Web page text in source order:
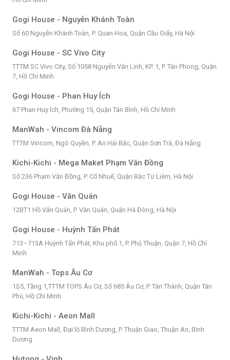
Gogi House - Nguyễn Khánh Toàn
Số 60 Nguyễn Khánh Toàn, P. Quan Hoa, Quận Cầu Giấy, Hà Nội
Gogi House - SC Vivo City
TTTM SC Vivo City, Số 1058 Nguyễn Văn Linh, KP. 1, P. Tân Phong, Quận
7, Hồ Chí Minh
Gogi House - Phan Huy Ích
67 Phan Huy Ích, Phường 15, Quận Tân Bình, Hồ Chí Minh
ManWah - Vincom Đà Nẵng
TTTM Vincom, Ngô Quyền, P. An Hải Bắc, Quận Sơn Trà, Đà Nẵng
Kichi-Kichi - Mega Maket Phạm Văn Đồng
Số 236 Phạm Văn Đồng, P. Cổ Nhuế, Quận Bắc Từ Liêm, Hà Nội
Gogi House - Văn Quán
12BT1 Hồ Văn Quán, P. Văn Quán, Quận Hà Đông, Hà Nội
Gogi House - Huỳnh Tấn Phát
713–713A Huỳnh Tấn Phát, Khu phố 1, P. Phú Thuận, Quận 7, Hồ Chí
Minh
ManWah - Tops Âu Cơ
1S5, Tầng 1,TTTM TOPS Âu Cơ, Số 685 Âu Cơ, P. Tân Thành, Quận Tân
Phú, Hồ Chí Minh
Kichi-Kichi - Aeon Mall
TTTM Aeon Mall, Đại lộ Bình Dương, P. Thuận Giao, Thuận An, Bình
Dương